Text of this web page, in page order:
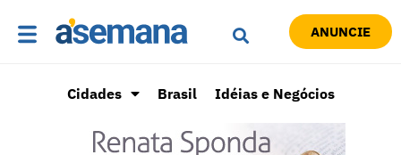
ANUNCIE
Cidades Brasil Idéias e Negócios